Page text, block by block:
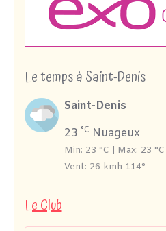
Le temps à Saint-Denis
Saint-Denis
23 °C Nuageux
Min: 23 °C | Max: 23 °C |
Vent: 26 kmh 114°
Le Club